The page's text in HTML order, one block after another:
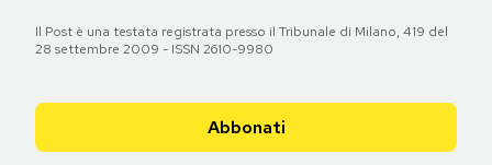
Il Post è una testata registrata presso il Tribunale di Milano, 419 del
28 settembre 2009 - ISSN 2610-9980
Abbonati